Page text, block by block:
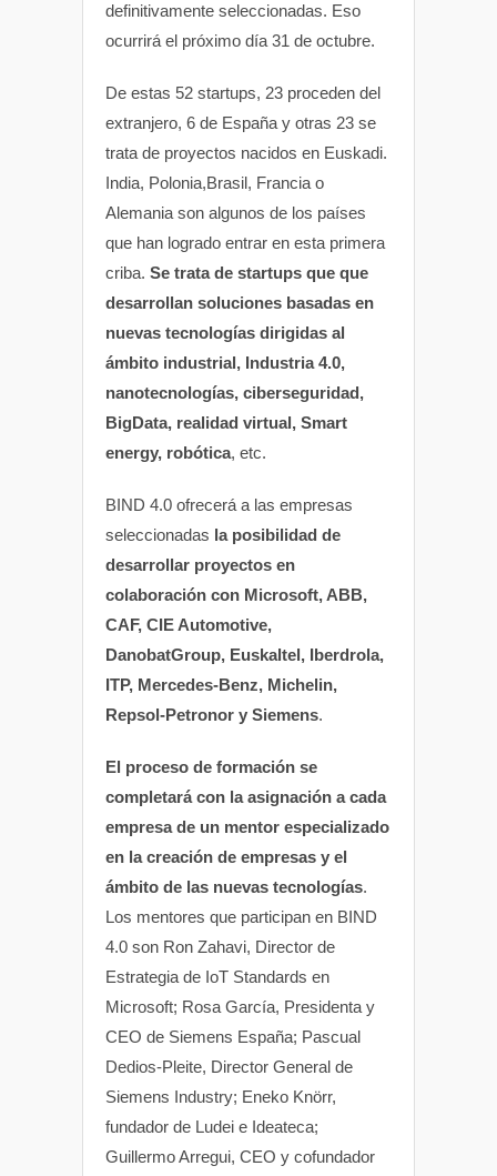
definitivamente seleccionadas. Eso
ocurrirá el próximo día 31 de octubre.
De estas 52 startups, 23 proceden del
extranjero, 6 de España y otras 23 se
trata de proyectos nacidos en Euskadi.
India, Polonia,Brasil, Francia o
Alemania son algunos de los países
que han logrado entrar en esta primera
criba. Se trata de startups que que
desarrollan soluciones basadas en
nuevas tecnologías dirigidas al
ámbito industrial, Industria 4.0,
nanotecnologías, ciberseguridad,
BigData, realidad virtual, Smart
energy, robótica, etc.
BIND 4.0 ofrecerá a las empresas
seleccionadas la posibilidad de
desarrollar proyectos en
colaboración con Microsoft, ABB,
CAF, CIE Automotive,
DanobatGroup, Euskaltel, Iberdrola,
ITP, Mercedes-Benz, Michelin,
Repsol-Petronor y Siemens.
El proceso de formación se
completará con la asignación a cada
empresa de un mentor especializado
en la creación de empresas y el
ámbito de las nuevas tecnologías.
Los mentores que participan en BIND
4.0 son Ron Zahavi, Director de
Estrategia de IoT Standards en
Microsoft; Rosa García, Presidenta y
CEO de Siemens España; Pascual
Dedios-Pleite, Director General de
Siemens Industry; Eneko Knörr,
fundador de Ludei e Ideateca;
Guillermo Arregui, CEO y cofundador